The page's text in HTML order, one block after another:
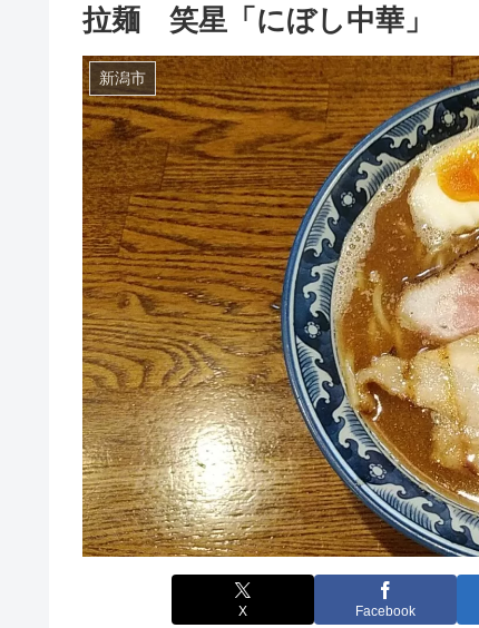
拉麺 笑星「にぼし中華」
新潟市
X Facebook